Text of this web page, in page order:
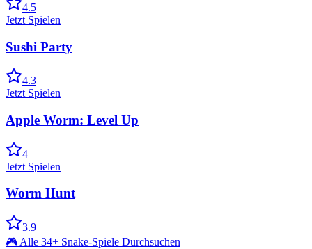
4.5
Jetzt Spielen
Sushi Party
4.3
Jetzt Spielen
Apple Worm: Level Up
4
Jetzt Spielen
Worm Hunt
3.9
🎮 Alle 34+ Snake-Spiele Durchsuchen